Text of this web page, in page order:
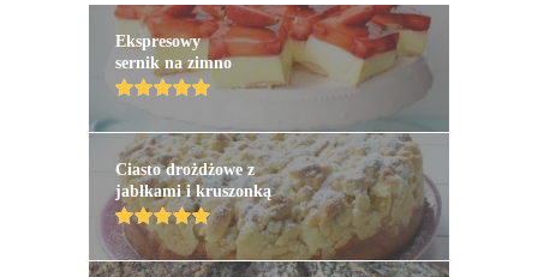
Ekspresowy
sernik na zimno
Ciasto drożdżowe z
jabłkami i kruszonką